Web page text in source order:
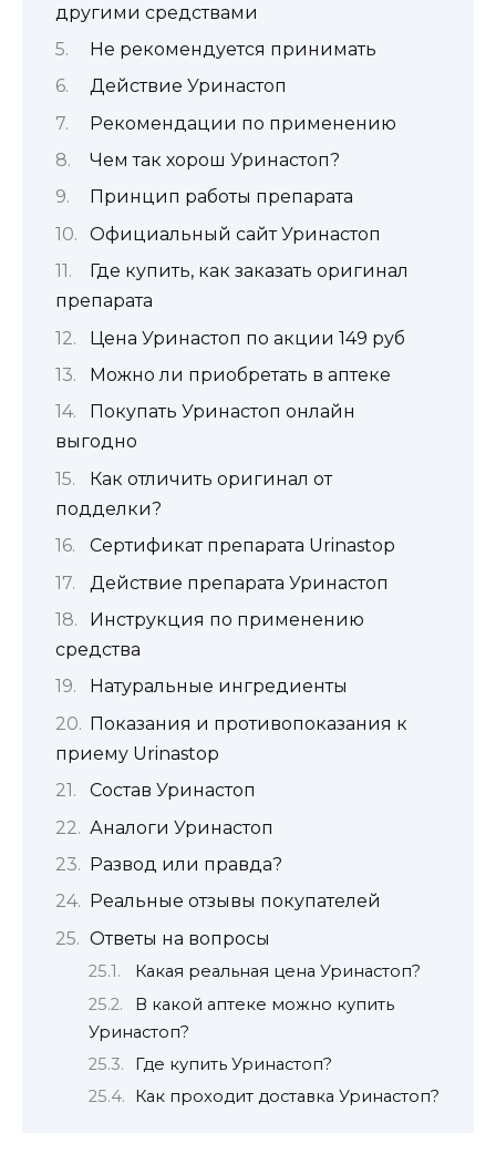
другими средствами
Не рекомендуется принимать
Действие Уринастоп
Рекомендации по применению
Чем так хорош Уринастоп?
Принцип работы препарата
Официальный сайт Уринастоп
Где купить, как заказать оригинал
препарата
Цена Уринастоп по акции 149 руб
Можно ли приобретать в аптеке
Покупать Уринастоп онлайн
выгодно
Как отличить оригинал от
подделки?
Сертификат препарата Urinastop
Действие препарата Уринастоп
Инструкция по применению
средства
Натуральные ингредиенты
Показания и противопоказания к
приему Urinastop
Состав Уринастоп
Аналоги Уринастоп
Развод или правда?
Реальные отзывы покупателей
Ответы на вопросы
Какая реальная цена Уринастоп?
В какой аптеке можно купить
Уринастоп?
Где купить Уринастоп?
Как проходит доставка Уринастоп?